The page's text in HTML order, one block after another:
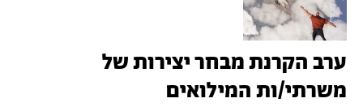
ערב הקרנת מבחר יצירות של
משרתי/ות המילואים